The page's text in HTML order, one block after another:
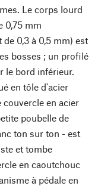
Le corps lourd
0,75 mm
0,3 à 0,5 mm) est
bosses ; un profilé
le bord inférieur.
en tôle d'acier
couvercle en acier
poubelle de
ton sur ton - est
et tombe
en caoutchouc
à pédale en